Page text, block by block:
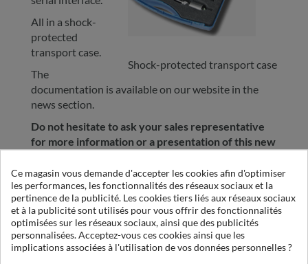
Shock-protected transport case
All in a shock-
protected
transport case.
The
documentation is available on our website in the
news section.
Do not hesitate to ask your sales representative
for more information or a presentation of this new
VOIR LES MODÈLES DISPONIBLES
Ce magasin vous demande d'accepter les cookies afin d'optimiser
les performances, les fonctionnalités des réseaux sociaux et la
pertinence de la publicité. Les cookies tiers liés aux réseaux sociaux
et à la publicité sont utilisés pour vous offrir des fonctionnalités
optimisées sur les réseaux sociaux, ainsi que des publicités
personnalisées. Acceptez-vous ces cookies ainsi que les
implications associées à l'utilisation de vos données personnelles ?